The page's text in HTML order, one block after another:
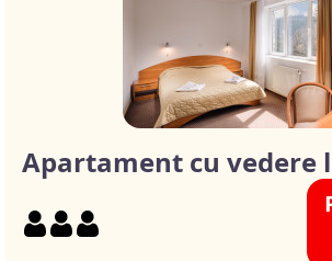
Apartament cu vedere